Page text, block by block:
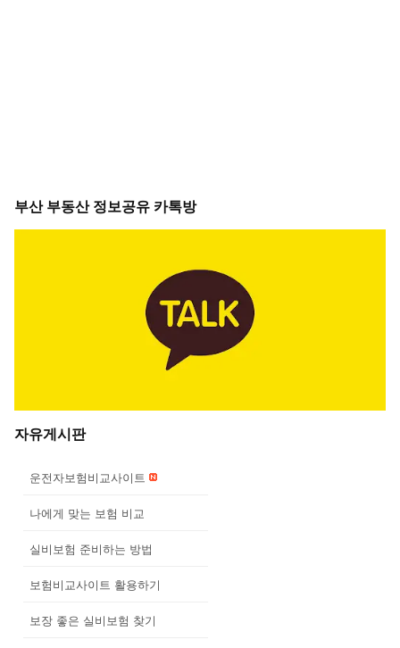
부산 부동산 정보공유 카톡방
자유게시판
운전자보험비교사이트
나에게 맞는 보험 비교
실비보험 준비하는 방법
보험비교사이트 활용하기
보장 좋은 실비보험 찾기